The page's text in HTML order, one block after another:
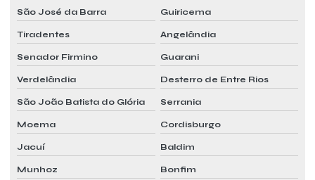
São José da Barra Guiricema
Tiradentes Angelândia
Senador Firmino Guarani
Verdelândia Desterro de Entre Rios
São João Batista do Glória Serrania
Moema Cordisburgo
Jacuí Baldim
Munhoz Bonfim